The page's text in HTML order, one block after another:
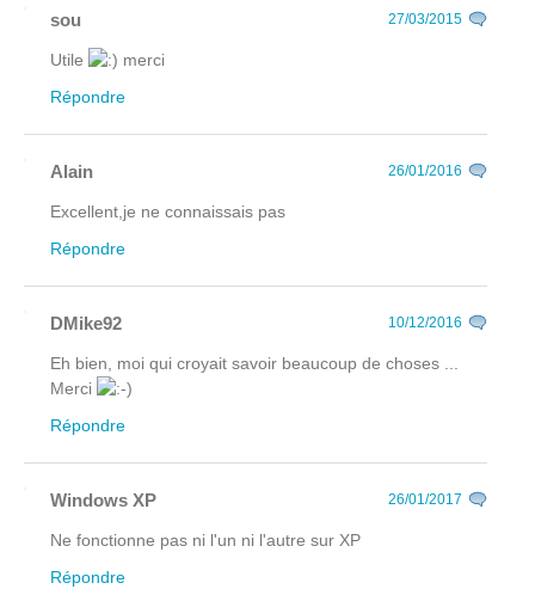
sou 27/03/2015
Utile
merci
Répondre
Alain 26/01/2016
Excellent,je ne connaissais pas
Répondre
DMike92 10/12/2016
Eh bien, moi qui croyait savoir beaucoup de choses ...
Merci
Répondre
Windows XP 26/01/2017
Ne fonctionne pas ni l'un ni l'autre sur XP
Répondre